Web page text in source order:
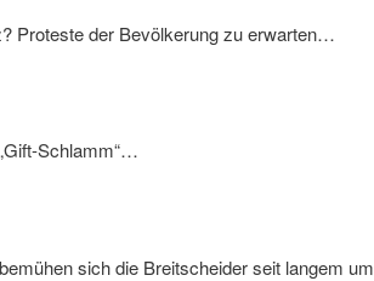
Proteste der Bevölkerung zu erwarten…
Schlamm“…
sich die Breitscheider seit langem um